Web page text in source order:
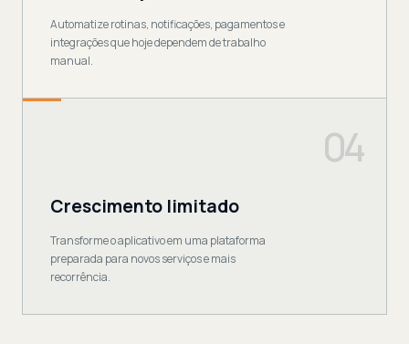
Automatize rotinas, notificações, pagamentos e
integrações que hoje dependem de trabalho
manual.
04
Crescimento limitado
Transforme o aplicativo em uma plataforma
preparada para novos serviços e mais
recorrência.